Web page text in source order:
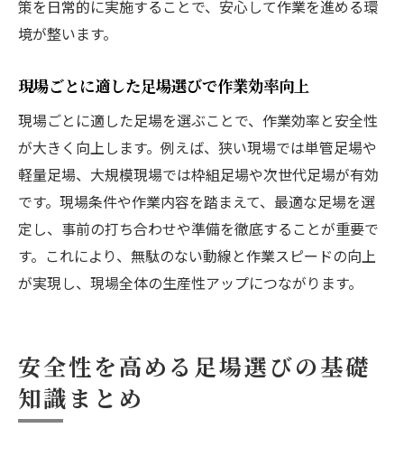
策を日常的に実施することで、安心して作業を進める環
境が整います。
現場ごとに適した足場選びで作業効率向上
現場ごとに適した足場を選ぶことで、作業効率と安全性
が大きく向上します。例えば、狭い現場では単管足場や
軽量足場、大規模現場では枠組足場や次世代足場が有効
です。現場条件や作業内容を踏まえて、最適な足場を選
定し、事前の打ち合わせや準備を徹底することが重要で
す。これにより、無駄のない動線と作業スピードの向上
が実現し、現場全体の生産性アップにつながります。
安全性を高める足場選びの基礎
知識まとめ